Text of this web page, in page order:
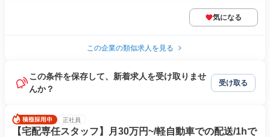
気になる
この企業の類似求人を見る
この条件を保存して、新着求人を受け取りませ
んか？
受け取る
正社員
【宅配専任スタッフ】月30万円~/軽自動車での配送/1hで